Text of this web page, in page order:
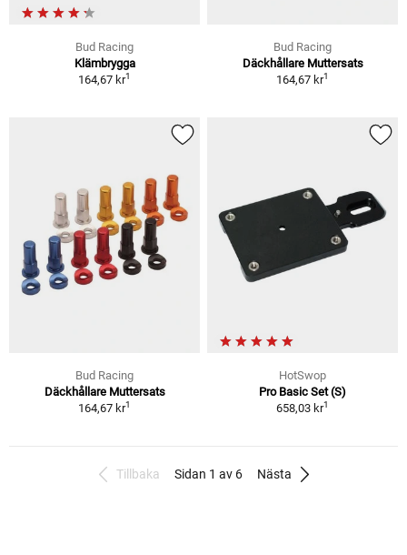
Bud Racing
Klämbrygga
164,67 kr1
Bud Racing
Däckhållare Muttersats
164,67 kr1
Bud Racing
Däckhållare Muttersats
164,67 kr1
HotSwop
Pro Basic Set (S)
658,03 kr1
Tillbaka Sidan 1 av 6 Nästa